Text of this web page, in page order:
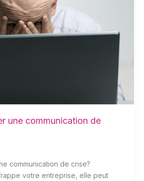
une communication de
communication de crise?
votre entreprise, elle peut